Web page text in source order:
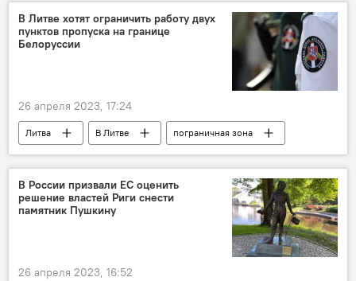
В Литве хотят ограничить работу двух
пунктов пропуска на границе
Белоруссии
26 апреля 2023, 17:24
Литва В Литве
пограничная зона
Государственная пограничная служба
Общество
В России призвали ЕС оценить
решение властей Риги снести
памятник Пушкину
26 апреля 2023, 16:52